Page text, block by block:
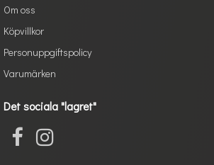
Om oss
Köpvillkor
Personuppgiftspolicy
Varumärken
Det sociala "lagret"